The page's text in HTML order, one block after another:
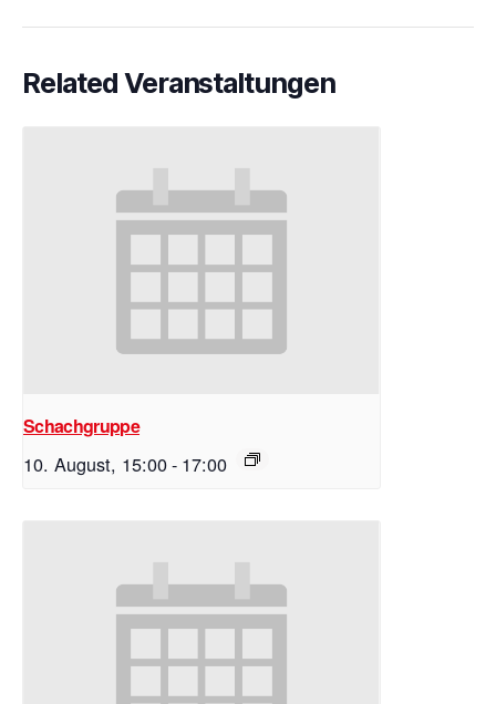
Related Veranstaltungen
Schachgruppe
10. August, 15:00- 17:00